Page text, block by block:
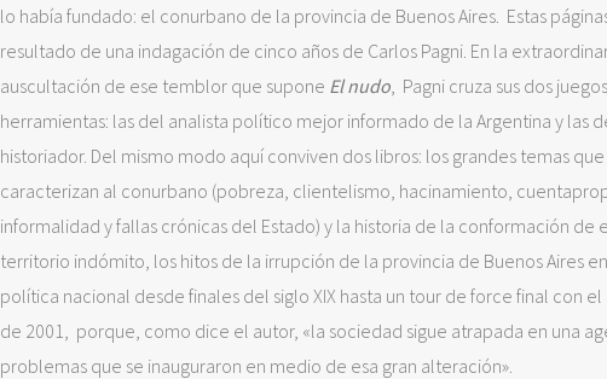
lo había fundado: el conurbano de la provincia de Buenos Aires. Estas
resultado de una indagación de cinco años de Carlos Pagni. En la
auscultación de ese temblor que supone El nudo , Pagni cruza sus dos
herramientas: las del analista político mejor informado de la Argentina y las
historiador. Del mismo modo aquí conviven dos libros: los grandes temas que
caracterizan al conurbano (pobreza, clientelismo, hacinamiento,
informalidad y fallas crónicas del Estado) y la historia de la conformación de
territorio indómito, los hitos de la irrupción de la provincia de Buenos Aires
política nacional desde finales del siglo XIX hasta un tour de force final con
de 2001, porque, como dice el autor, «la sociedad sigue atrapada en una
problemas que se inauguraron en medio de esa gran alteración».